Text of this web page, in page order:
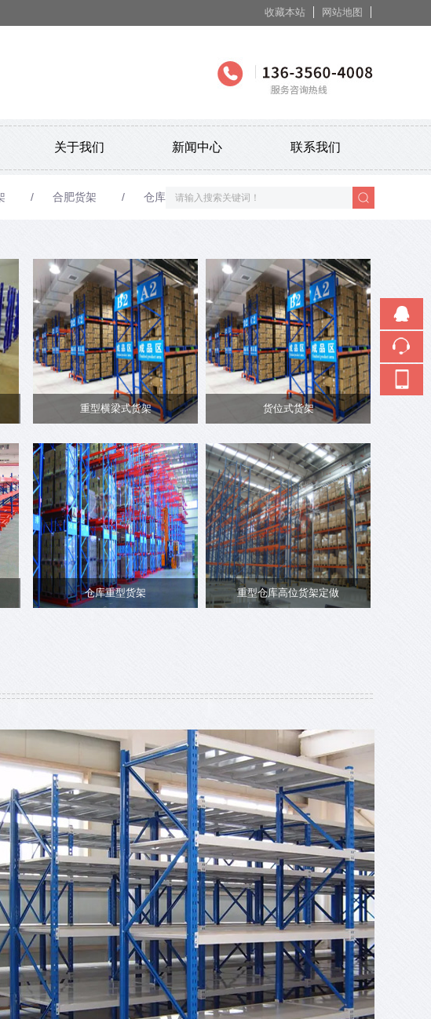
收藏本站 网站地图
关于我们 新闻中心 联系我们
合肥货架 仓库货架
重型横梁式货架 货位式货架
仓库重型货架 重型仓库高位货架定做